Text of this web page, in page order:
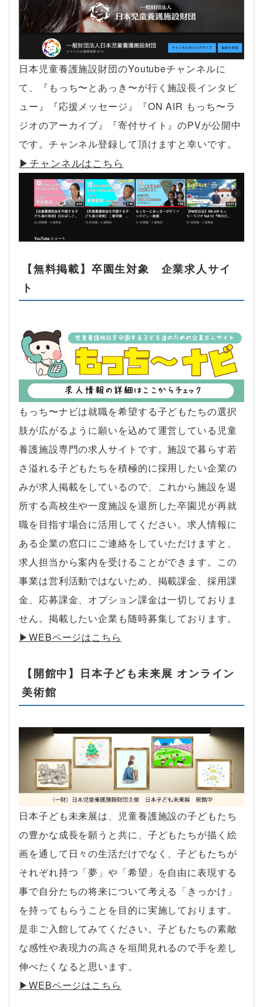
日本児童養護施設財団のYoutubeチャンネルに
て、『もっち〜とあっき〜が行く施設長インタビ
ュー』『応援メッセージ』『ON AIR もっち〜ラ
ジオのアーカイブ』『寄付サイト』のPVが公開中
です。チャンネル登録して頂けますと幸いです。
▶︎チャンネルはこちら
【無料掲載】卒園生対象 企業求人サイ
ト
もっち〜ナビは就職を希望する子どもたちの選択
肢が広がるように願いを込めて運営している児童
養護施設専門の求人サイトです。施設で暮らす若
さ溢れる子どもたちを積極的に採用したい企業の
みが求人掲載をしているので、これから施設を退
所する高校生や一度施設を退所した卒園児が再就
職を目指す場合に活用してください。求人情報に
ある企業の窓口にご連絡をしていただけますと、
求人担当から案内を受けることができます。この
事業は営利活動ではないため、掲載課金、採用課
金、応募課金、オプション課金は一切しておりま
せん。掲載したい企業も随時募集しております。
▶︎WEBページはこちら
【開館中】日本子ども未来展 オンライン
美術館
日本子ども未来展は、児童養護施設の子どもたち
の豊かな成長を願うと共に、子どもたちが描く絵
画を通して日々の生活だけでなく、子どもたちが
それぞれ持つ「夢」や「希望」を自由に表現する
事で自分たちの将来について考える「きっかけ」
を持ってもらうことを目的に実施しております。
是非ご入館してみてください。子どもたちの素敵
な感性や表現力の高さを垣間見れるので手を差し
伸べたくなると思います。
▶︎WEBページはこちら